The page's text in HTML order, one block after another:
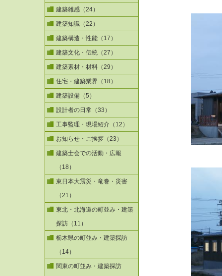
建築雑感（24）
建築知識（22）
建築構造・性能（17）
建築文化・伝統（27）
建築素材・材料（29）
住宅・建築業界（18）
建築設備（5）
設計者の日常（33）
工事監理・現場紹介（12）
お知らせ・ご挨拶（23）
建築士会での活動・広報
（18）
東日本大震災・竜巻・災害
（21）
東北・北海道の町並み・建築
探訪（11）
栃木県の町並み・建築探訪
（14）
関東の町並み・建築探訪